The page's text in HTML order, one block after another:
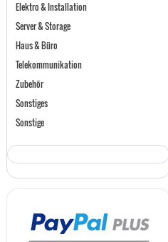
Elektro & Installation
Server & Storage
Haus & Büro
Telekommunikation
Zubehör
Sonstiges
Sonstige